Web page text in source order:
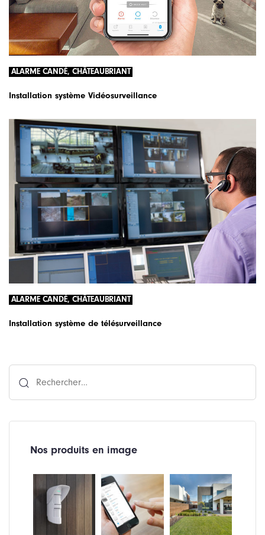
ALARME CANDÉ, CHÂTEAUBRIANT
Installation système Vidéosurveillance
ALARME CANDÉ, CHÂTEAUBRIANT
Installation système de télésurveillance
Nos produits en image